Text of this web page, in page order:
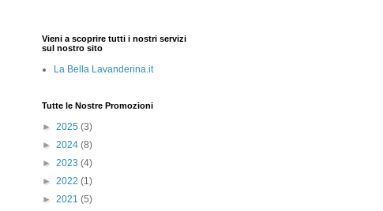
Vieni a scoprire tutti i nostri servizi
sul nostro sito
La Bella Lavanderina.it
Tutte le Nostre Promozioni
► 2025 (3)
► 2024 (8)
► 2023 (4)
► 2022 (1)
► 2021 (5)